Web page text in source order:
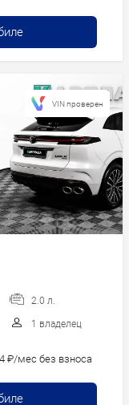
2.0 л.
1 владелец
₽/мес без взноса
VIN проверен